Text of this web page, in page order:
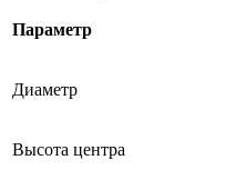
Параметр
Диаметр
Высота центра